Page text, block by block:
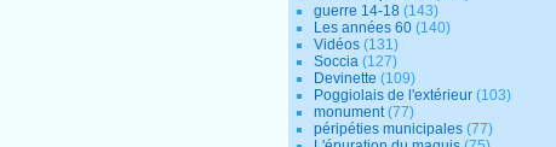
guerre 14-18 (143)
Les années 60 (140)
Vidéos (131)
Soccia (127)
Devinette (109)
Poggiolais de l'extérieur (103)
monument(77)
péripéties municipales (77)